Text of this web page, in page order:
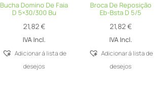
Bucha Domino De Faia
D 5×30/300 Bu
21,82€
IVA Incl.
Adicionar á lista de
desejos
Broca De Reposição
Eb-Bsta D 5/5
21,82€
IVA Incl.
Adicionar á lista de
desejos